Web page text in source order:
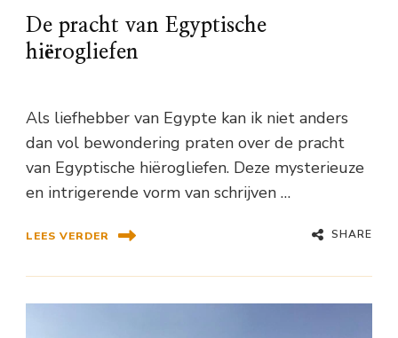
De pracht van Egyptische
hiërogliefen
Als liefhebber van Egypte kan ik niet anders
dan vol bewondering praten over de pracht
van Egyptische hiërogliefen. Deze mysterieuze
en intrigerende vorm van schrijven …
LEES VERDER SHARE